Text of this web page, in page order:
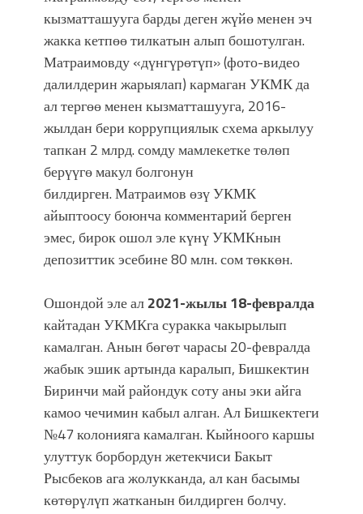
кызматташууга барды деген жүйө менен эч
жакка кетпөө тилкатын алып бошотулган.
Матраимовду «дүнгүрөтүп» (фото-видео
далилдерин жарыялап) кармаган УКМК да
ал тергөө менен кызматташууга, 2016-
жылдан бери коррупциялык схема аркылуу
тапкан 2 млрд. сомду мамлекетке төлөп
берүүгө макул болгонун
билдирген. Матраимов өзү УКМК
айыптоосу боюнча комментарий берген
эмес, бирок ошол эле күнү УКМКнын
депозиттик эсебине 80 млн. сом төккөн.
Ошондой эле ал2021-жылы 18-февралда
кайтадан УКМКга суракка чакырылып
камалган. Анын бөгөт чарасы 20-февралда
жабык эшик артында каралып, Бишкектин
Биринчи май райондук соту аны эки айга
камоо чечимин кабыл алган. Ал Бишкектеги
№47 колонияга камалган. Кыйноого каршы
улуттук борбордун жетекчиси Бакыт
Рысбеков ага жолукканда, ал кан басымы
көтөрүлүп жатканын билдирген болчу.